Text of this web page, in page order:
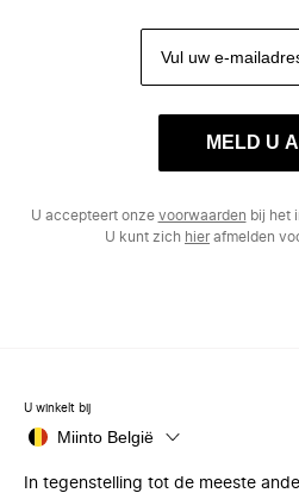
MELD U
U accepteert onze voorwaarden bij het
U kunt zich hierafmelden
U winkelt bij
Miinto België
In tegenstelling tot de meeste